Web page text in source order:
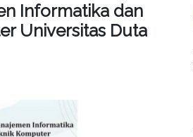
Informatika dan
Universitas Duta